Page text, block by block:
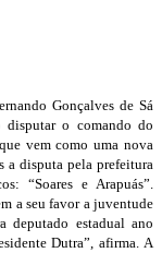
Gonçalves de Sá
o comando do
vem como uma nova
a disputa pela prefeitura
“Soares e Arapuás”.
a seu favor a juventude
deputado estadual ano
Dutra”, afirma. A